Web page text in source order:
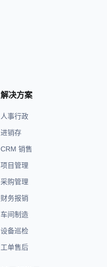
解决方案
人事行政
进销存
CRM 销售
项目管理
采购管理
财务报销
车间制造
设备巡检
工单售后